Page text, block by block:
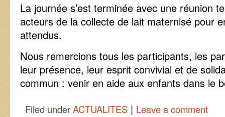
La journée s’est terminée avec une réunion
acteurs de la collecte de lait maternisé pour
attendus.
Nous remercions tous les participants, les
leur présence, leur esprit convivial et de
commun : venir en aide aux enfants dans le
Filed underACTUALITES | Leave a comment